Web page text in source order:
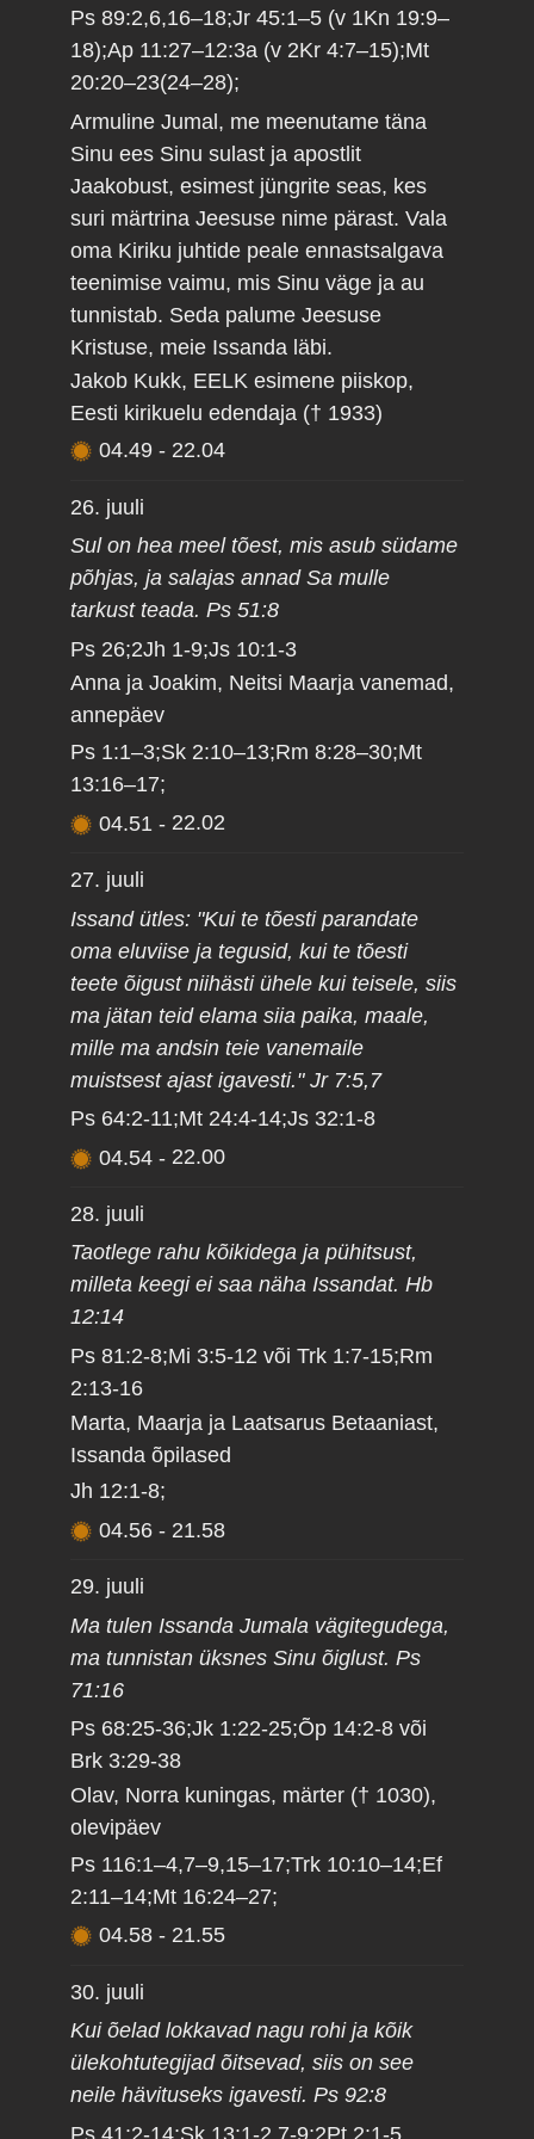
Ps 89:2,6,16–18;Jr 45:1–5 (v 1Kn 19:9–
18);Ap 11:27–12:3a (v 2Kr 4:7–15);Mt
20:20–23(24–28);
Armuline Jumal, me meenutame täna
Sinu ees Sinu sulast ja apostlit
Jaakobust, esimest jüngrite seas, kes
suri märtrina Jeesuse nime pärast. Vala
oma Kiriku juhtide peale ennastsalgava
teenimise vaimu, mis Sinu väge ja au
tunnistab. Seda palume Jeesuse
Kristuse, meie Issanda läbi.
Jakob Kukk, EELK esimene piiskop,
Eesti kirikuelu edendaja († 1933)
04.49 - 22.04
26. juuli
Sul on hea meel tõest, mis asub südame
põhjas, ja salajas annad Sa mulle
tarkust teada. Ps 51:8
Ps 26;2Jh 1-9;Js 10:1-3
Anna ja Joakim, Neitsi Maarja vanemad,
annepäev
Ps 1:1–3;Sk 2:10–13;Rm 8:28–30;Mt
13:16–17;
04.51 - 22.02
27. juuli
Issand ütles: "Kui te tõesti parandate
oma eluviise ja tegusid, kui te tõesti
teete õigust niihästi ühele kui teisele, siis
ma jätan teid elama siia paika, maale,
mille ma andsin teie vanemaile
muistsest ajast igavesti." Jr 7:5,7
Ps 64:2-11;Mt 24:4-14;Js 32:1-8
04.54 - 22.00
28. juuli
Taotlege rahu kõikidega ja pühitsust,
milleta keegi ei saa näha Issandat. Hb
12:14
Ps 81:2-8;Mi 3:5-12 või Trk 1:7-15;Rm
2:13-16
Marta, Maarja ja Laatsarus Betaaniast,
Issanda õpilased
Jh 12:1-8;
04.56 - 21.58
29. juuli
Ma tulen Issanda Jumala vägitegudega,
ma tunnistan üksnes Sinu õiglust. Ps
71:16
Ps 68:25-36;Jk 1:22-25;Õp 14:2-8 või
Brk 3:29-38
Olav, Norra kuningas, märter († 1030),
olevipäev
Ps 116:1–4,7–9,15–17;Trk 10:10–14;Ef
2:11–14;Mt 16:24–27;
04.58 - 21.55
30. juuli
Kui õelad lokkavad nagu rohi ja kõik
ülekohtutegijad õitsevad, siis on see
neile hävituseks igavesti. Ps 92:8
Ps 41:2-14;Sk 13:1-2,7-9;2Pt 2:1-5